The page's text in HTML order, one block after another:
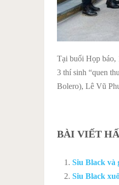
Tại buổi Họp báo,
3 thí sinh “quen
Bolero), Lê Vũ
BÀI VIẾT
Siu Black và
Siu Black